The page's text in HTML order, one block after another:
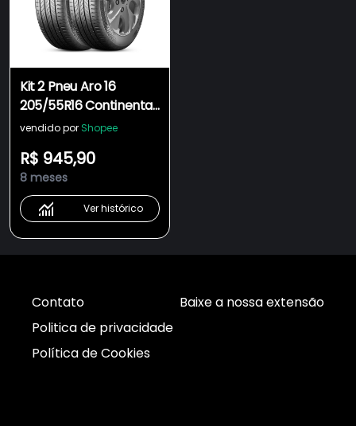
Kit 2 Pneu Aro 16
205/55R16 Continental
91V TL UltraContact
vendido por Shopee
R$ 945,90
8 meses
Ver histórico
Contato
Politica de privacidade
Política de Cookies
Baixe a nossa extensão